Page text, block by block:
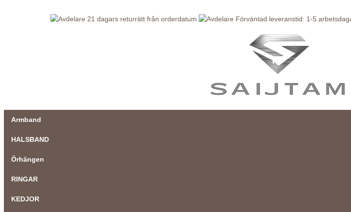
21 dagars returrätt från orderdatum Förväntad leveranstid: 1-5
Armband
HALSBAND
Örhängen
RINGAR
KEDJOR